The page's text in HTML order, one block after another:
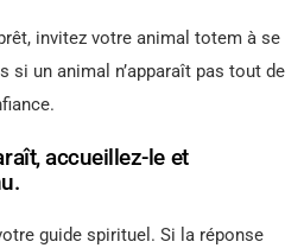
invitez votre animal totem à se
si un animal n’apparaît pas tout de
accueillez-le et
guide spirituel. Si la réponse